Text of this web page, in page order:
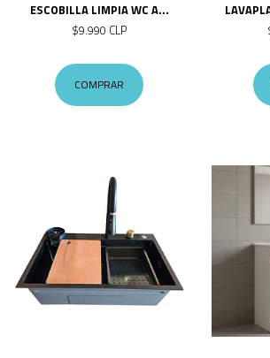
ESCOBILLA LIMPIA WC A...
$9.990 CLP
COMPRAR